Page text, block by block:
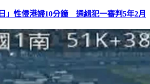
」性侵港婦10分鐘 通緝犯一審判5年2月